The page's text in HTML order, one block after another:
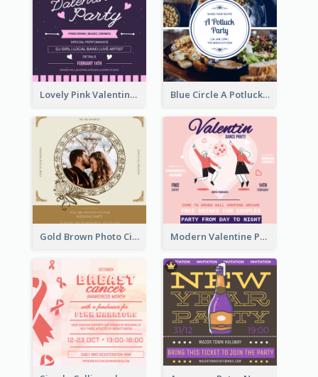
Lovely Pink Valentine Celebration Invitation Design Ideas Blue Circle A Potluck Party Invitation
Gold Brown Photo Circle Wedding Invitation Modern Valentine Party Pink Invitation Design Templates